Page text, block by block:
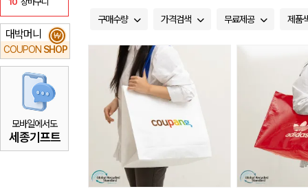
대박머니
COUPON SHOP
₩
모바일에서도
세종기프트
구매수량 가격검색 무료제공 제품